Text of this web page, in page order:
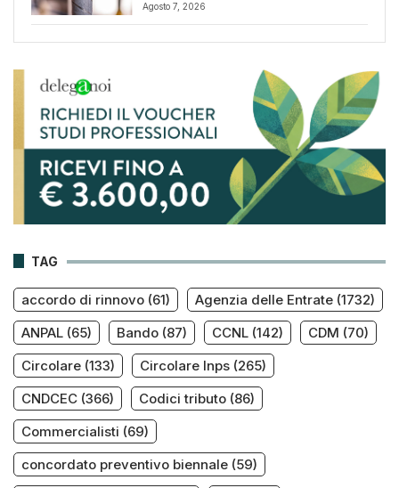
Agosto 7, 2026
TAG
accordo di rinnovo (61) Agenzia delle Entrate (1732)
ANPAL (65) Bando (87) CCNL (142) CDM (70)
Circolare (133) Circolare Inps (265)
CNDCEC (366) Codici tributo (86)
Commercialisti (69)
concordato preventivo biennale (59)